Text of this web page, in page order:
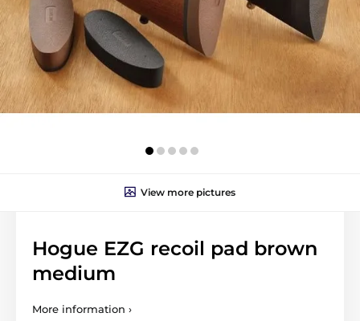
View more pictures
Hogue EZG recoil pad brown
medium
More information ›